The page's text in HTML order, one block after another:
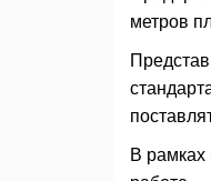
метров
В рамках